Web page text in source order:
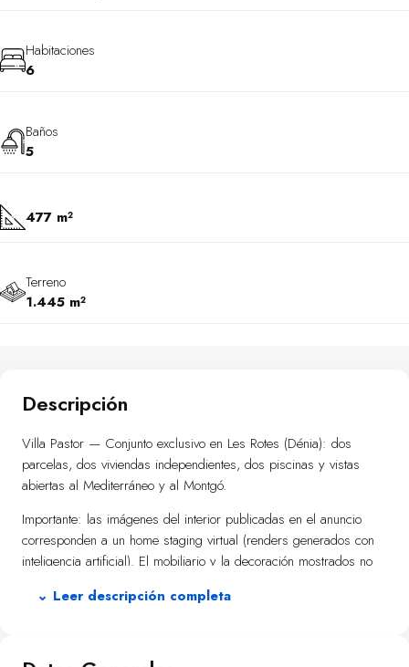
Habitaciones
6
Baños
5
477 m²
Terreno
1.445 m²
Descripción
Villa Pastor — Conjunto exclusivo en Les Rotes (Dénia): dos
parcelas, dos viviendas independientes, dos piscinas y vistas
abiertas al Mediterráneo y al Montgó.
Importante: las imágenes del interior publicadas en el anuncio
corresponden a un home staging virtual (renders generados con
inteligencia artificial). El mobiliario y la decoración mostrados no
estructura, la distribución, las vistas, el jardín y las zonas
Privacidad, amplitud y una configuración especialmente práctica
⌄ Leer descripción completa